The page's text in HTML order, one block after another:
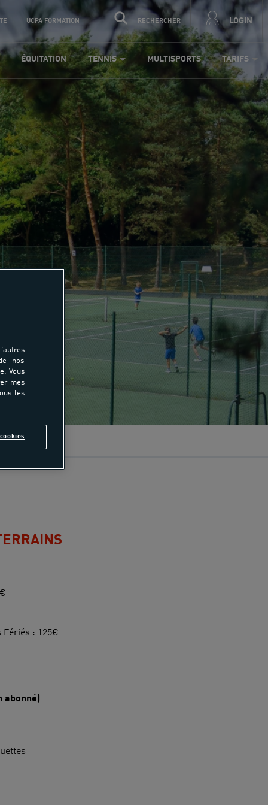
UCPA FORMATION RECHERCHER LOGIN
ÉQUITATION TENNIS MULTISPORTS TARIFS
Fériés : 125€
abonné)
nos
Vous
mes
les